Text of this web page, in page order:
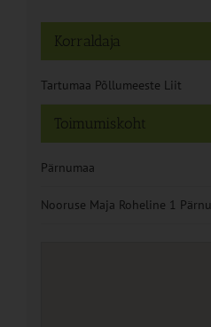
Toimumiskoht
Pärnumaa
Nooruse Maja Roheline 1 Pärnu
Korraldaja
Tartumaa Põllumeeste Liit